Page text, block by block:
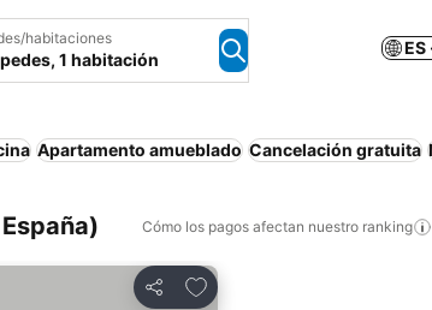
habitaciones
1 habitación
ES
Apartamento amueblado Cancelación gratuita
Cómo los pagos afectan nuestro ranking
Compartir
Agregar a favoritos